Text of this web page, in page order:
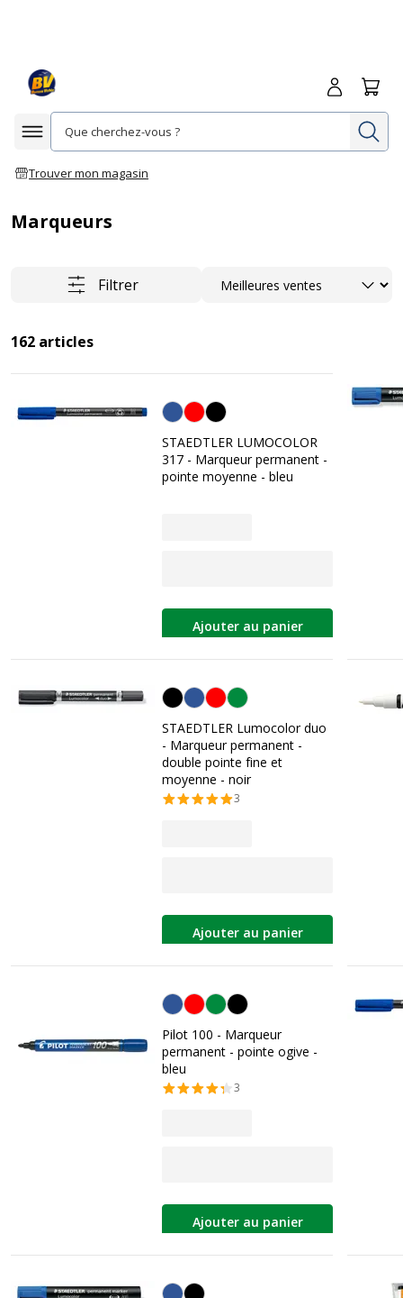
Afficher la navigation
Trouver mon magasin
Me
Marqueurs
Filtrer Trier
162 articles
Bleu
STAEDTLER LUMOCOLOR
317 - Marqueur permanent -
pointe moyenne - bleu
Ajouter au panier
Noir
STAEDTLER Lumocolor duo
- Marqueur permanent -
double pointe fine et
moyenne - noir
3
Ajouter au panier
Bleu
Pilot 100 - Marqueur
permanent - pointe ogive -
bleu
3
Ajouter au panier
Bleu